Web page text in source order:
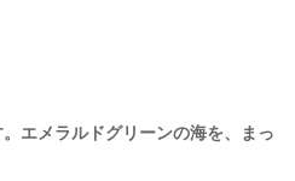
エメラルドグリーンの海を、まっ